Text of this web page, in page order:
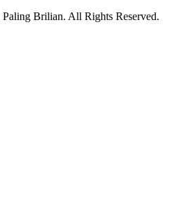
Brilian. All Rights Reserved.